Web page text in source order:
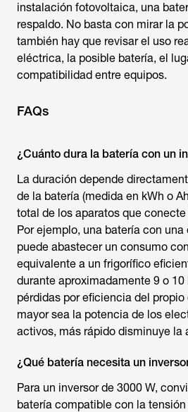
instalación fotovoltaica, una
respaldo. No basta con mirar la
también hay que revisar el uso
eléctrica, la posible batería, el
compatibilidad entre equipos.
FAQs
¿Cuánto dura la batería con un
La duración depende
de la batería (medida en kWh o
total de los aparatos que
Por ejemplo, una batería con
puede abastecer un consumo
equivalente a un frigorífico
durante aproximadamente 9 o
pérdidas por eficiencia del
mayor sea la potencia de los
activos, más rápido disminuye la
¿Qué batería necesita un
Para un inversor de 3000 W,
batería compatible con la